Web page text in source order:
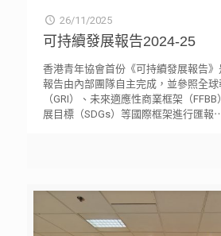
26/11/2025
可持續發展報告2024-25
香港青年協會首份《可持續發展報告
報告由內部團隊自主完成，並參照全
（GRI）、未來適應性商業框架（
展目標（SDGs）等國際框架進行匯